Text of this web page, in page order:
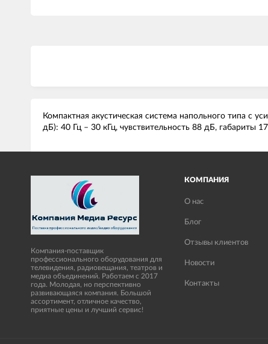
Компактная акустическая система напольного типа с
дБ): 40 Гц – 30 кГц, чувствительность 88 дБ, габариты
Компания-поставщик
профессионального оборудования для
телевидения, радиовещания, театров и
медиа объединений. Работаем с 2017
года. Молодая, но перспективно
развивающаяся компания. Большой
ассортимент, отличное качество,
приятные цены и лучший сервис!
КОМПАНИЯ
О нас
Блог
Отзывы клиентов
Новости
Контакты